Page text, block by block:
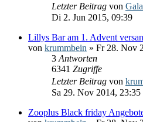
Letzter Beitrag von
Di 2. Jun 2015, 09:39
Lillys Bar am 1. Advent
von krummbein » Fr 28. Nov
3 Antworten
6341 Zugriffe
Letzter Beitrag von
Sa 29. Nov 2014, 23:35
Zooplus Black friday